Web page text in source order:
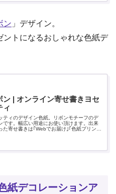
ン 」デザイン。
トになるおしゃれな色紙デ
ン | オンライン寄せ書きヨセ
ィ
ティのデザイン色紙。リボンモチーフのデ
です。幅広い用途にお使い頂けます。出来
た寄せ書きは｢Webでお届け｣｢色紙プリン
紙デコレーションア